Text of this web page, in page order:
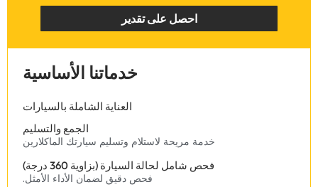
‏احصل على تقدير‏
‏خدماتنا الأساسية‏
‏العناية الشاملة بالسيارات‏
الجمع والتسليم
خدمة مريحة لاستلام وتسليم سيارتك الماكلارين
فحص شامل لحالة السيارة (بزاوية 360 درجة)
فحص دقيق لضمان الأداء الأمثل.